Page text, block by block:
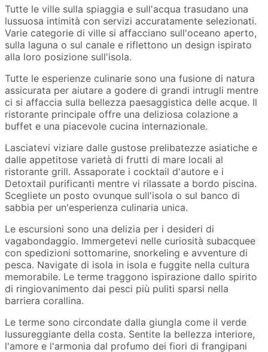
Tutte le ville sulla spiaggia e sull'acqua trasudano una
lussuosa intimità con servizi accuratamente selezionati.
Varie categorie di ville si affacciano sull'oceano aperto,
sulla laguna o sul canale e riflettono un design ispirato
alla loro posizione sull'isola.
Tutte le esperienze culinarie sono una fusione di natura
assicurata per aiutare a godere di grandi intrugli mentre
ci si affaccia sulla bellezza paesaggistica delle acque. Il
ristorante principale offre una deliziosa colazione a
buffet e una piacevole cucina internazionale.
Lasciatevi viziare dalle gustose prelibatezze asiatiche e
dalle appetitose varietà di frutti di mare locali al
ristorante grill. Assaporate i cocktail d'autore e i
Detoxtail purificanti mentre vi rilassate a bordo piscina.
Scegliete un posto ovunque sull'isola o sul banco di
sabbia per un'esperienza culinaria unica.
Le escursioni sono una delizia per i desideri di
vagabondaggio. Immergetevi nelle curiosità subacquee
con spedizioni sottomarine, snorkeling e avventure di
pesca. Navigate di isola in isola e fuggite nella cultura
memorabile. Le terme traggono ispirazione dallo spirito
di ringiovanimento dai pesci più puliti sparsi nella
barriera corallina.
Le terme sono circondate dalla giungla come il verde
lussureggiante della costa. Sentite la bellezza interiore,
l'amore e l'armonia dal profumo dei fiori di frangipani